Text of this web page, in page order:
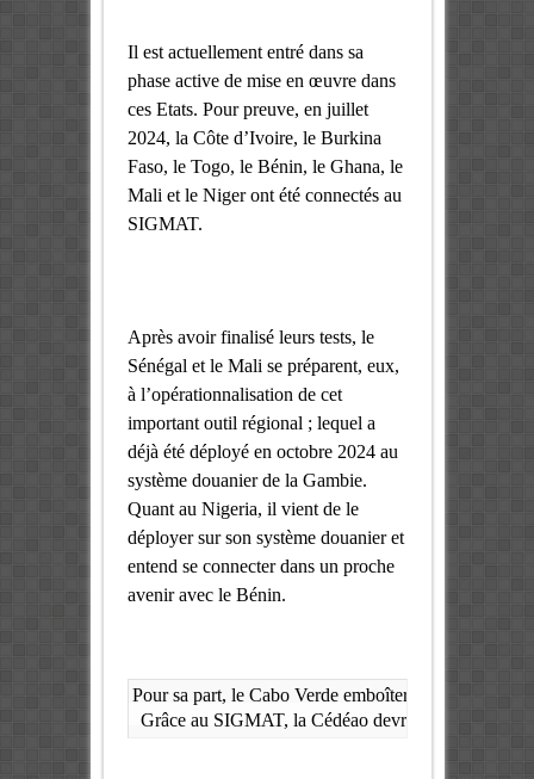
Il est actuellement entré dans sa
phase active de mise en œuvre dans
ces Etats. Pour preuve, en juillet
2024, la Côte d’Ivoire, le Burkina
Faso, le Togo, le Bénin, le Ghana, le
Mali et le Niger ont été connectés au
SIGMAT.
Après avoir finalisé leurs tests, le
Sénégal et le Mali se préparent, eux,
à l’opérationnalisation de cet
important outil régional ; lequel a
déjà été déployé en octobre 2024 au
système douanier de la Gambie.
Quant au Nigeria, il vient de le
déployer sur son système douanier et
entend se connecter dans un proche
avenir avec le Bénin.
Pour sa part, le Cabo Verde emboîtera bientôt le
Grâce au SIGMAT, la Cédéao devra stimuler